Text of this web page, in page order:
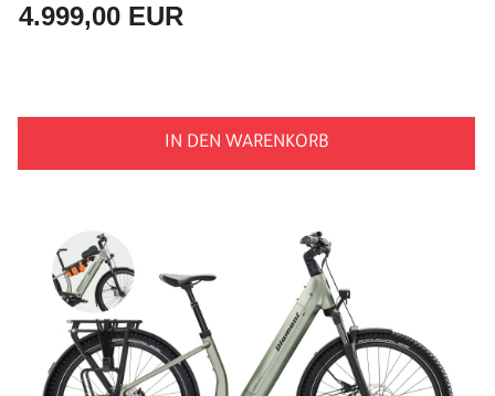
4.999,00 EUR
IN DEN WARENKORB